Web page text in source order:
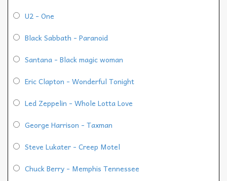
U2 - One
Black Sabbath - Paranoid
Santana - Black magic woman
Eric Clapton - Wonderful Tonight
Led Zeppelin - Whole Lotta Love
George Harrison - Taxman
Steve Lukater - Creep Motel
Chuck Berry - Memphis Tennessee